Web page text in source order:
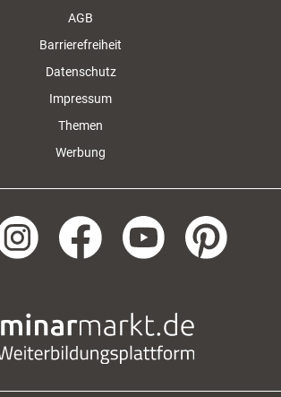
AGB
Barrierefreiheit
Datenschutz
Impressum
Themen
Werbung